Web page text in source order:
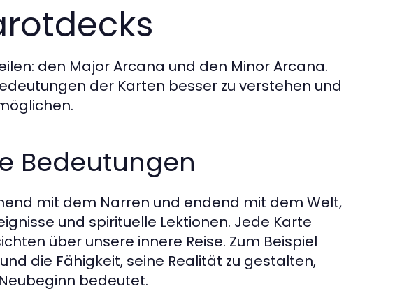
den Major Arcana und den Minor Arcana.
der Karten besser zu verstehen und
Bedeutungen
mit dem Narren und endend mit dem Welt,
und spirituelle Lektionen. Jede Karte
über unsere innere Reise. Zum Beispiel
die Fähigkeit, seine Realität zu gestalten,
bedeutet.